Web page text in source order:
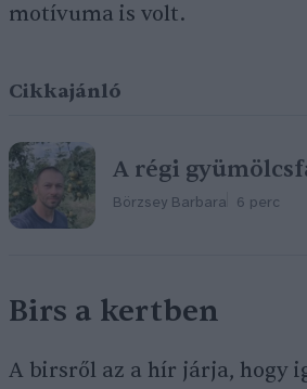
motívuma is volt.
Cikkajánló
A régi
Börzsey Barbara 6 perc
Birs a kertben
A birsről az a hír járja, hogy